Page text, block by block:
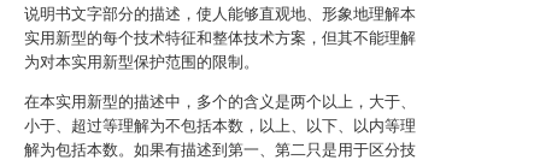
说明书文字部分的描述，使人能够直观地、形象地理解本
实用新型的每个技术特征和整体技术方案，但其不能理解
为对本实用新型保护范围的限制。
在本实用新型的描述中，多个的含义是两个以上，大于、
小于、超过等理解为不包括本数，以上、以下、以内等理
解为包括本数。如果有描述到第一、第二只是用于区分技